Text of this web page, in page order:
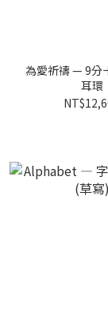
為愛祈禱 — 9分
耳環